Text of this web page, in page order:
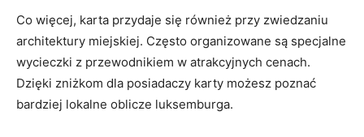
Co⁣ więcej,​ karta przydaje ‌się również przy⁤ zwiedzaniu
architektury miejskiej.​ Często organizowane ‌są‍ specjalne​
wycieczki z przewodnikiem w atrakcyjnych cenach.
⁢Dzięki⁤ zniżkom ‌dla posiadaczy ‍karty możesz poznać
bardziej⁤ lokalne oblicze luksemburga.